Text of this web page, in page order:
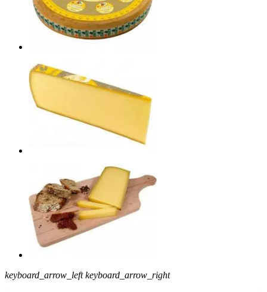
keyboard_arrow_left keyboard_arrow_right